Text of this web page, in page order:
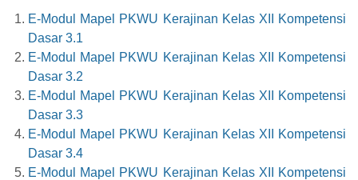
E-Modul Mapel PKWU Kerajinan Kelas XII Kompetensi
Dasar 3.1
E-Modul Mapel PKWU Kerajinan Kelas XII Kompetensi
Dasar 3.2
E-Modul Mapel PKWU Kerajinan Kelas XII Kompetensi
Dasar 3.3
E-Modul Mapel PKWU Kerajinan Kelas XII Kompetensi
Dasar 3.4
E-Modul Mapel PKWU Kerajinan Kelas XII Kompetensi